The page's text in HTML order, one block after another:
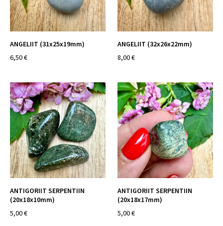
ANGELIIT (31x25x19mm)
6,50 €
ANGELIIT (32x26x22mm)
8,00 €
ANTIGORIIT SERPENTIIN
(20x18x10mm)
5,00 €
ANTIGORIIT SERPENTIIN
(20x18x17mm)
5,00 €